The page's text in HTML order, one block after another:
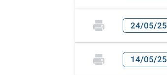
24/05/25
14/05/25